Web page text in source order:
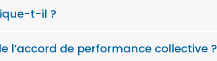
t-il ?
l’accord de performance collective ?